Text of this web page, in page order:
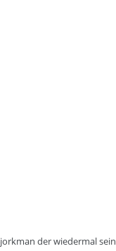
der wiedermal